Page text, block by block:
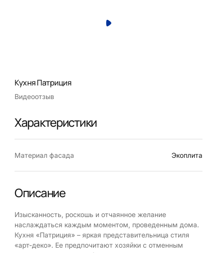
Кухня Патриция
Видеоотзыв
Характеристики
Материал фасада Экоплита
Описание
Изысканность, роскошь и отчаянное желание
наслаждаться каждым моментом, проведенным дома.
Кухня «Патриция» – яркая представительница стиля
«арт-деко». Ее предпочитают хозяйки с отменным